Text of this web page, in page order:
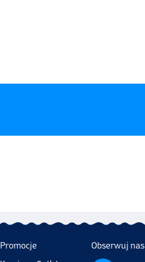
Promocje Obserwuj nas